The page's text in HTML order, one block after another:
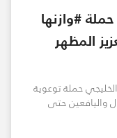
#وازنها
المظهر
حملة توعوية
واليافعين حتى